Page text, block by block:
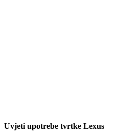
Uvjeti upotrebe tvrtke Lexus